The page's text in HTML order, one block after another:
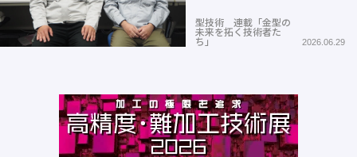
型技術 連載「金型の
未来を拓く技術者た
ち」
2026.06.29